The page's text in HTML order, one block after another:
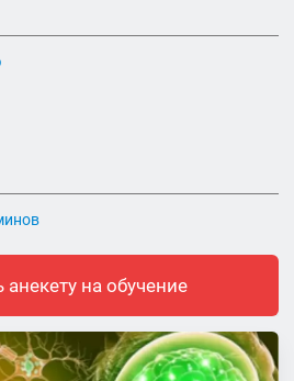
анекету на обучение